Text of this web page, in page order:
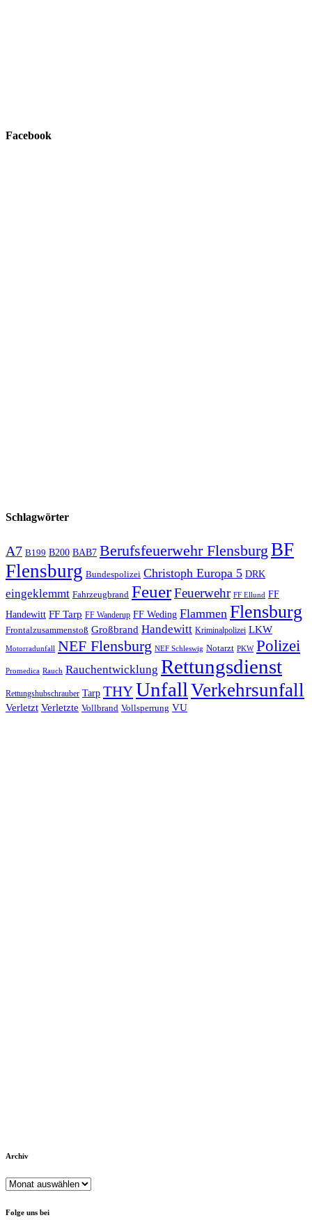
Facebook
Schlagwörter
A7 B199 B200 BAB7 Berufsfeuerwehr Flensburg BF
Flensburg Bundespolizei Christoph Europa 5 DRK
eingeklemmt Fahrzeugbrand FeuerFeuerwehr FF Ellund FF
Handewitt FF Tarp FF Wanderup FF Weding Flammen Flensburg
Frontalzusammenstoß Großbrand Handewitt Kriminalpolizei LKW
Motorradunfall NEF Flensburg NEF Schleswig Notarzt PKW Polizei
Promedica Rauch Rauchentwicklung Rettungsdienst
Rettungshubschrauber Tarp THYUnfall Verkehrsunfall
Verletzt Verletzte Vollbrand Vollsperrung VU
Archiv
Archiv
Folge uns bei